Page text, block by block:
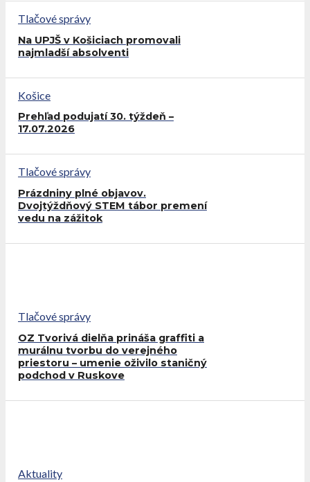
Tlačové správy
Na UPJŠ v Košiciach promovali
najmladší absolventi
Košice
Prehľad podujatí 30. týždeň –
17.07.2026
Tlačové správy
Prázdniny plné objavov.
Dvojtýždňový STEM tábor premení
vedu na zážitok
Tlačové správy
OZ Tvorivá dielňa prináša graffiti a
murálnu tvorbu do verejného
priestoru – umenie oživilo staničný
podchod v Ruskove
Aktuality